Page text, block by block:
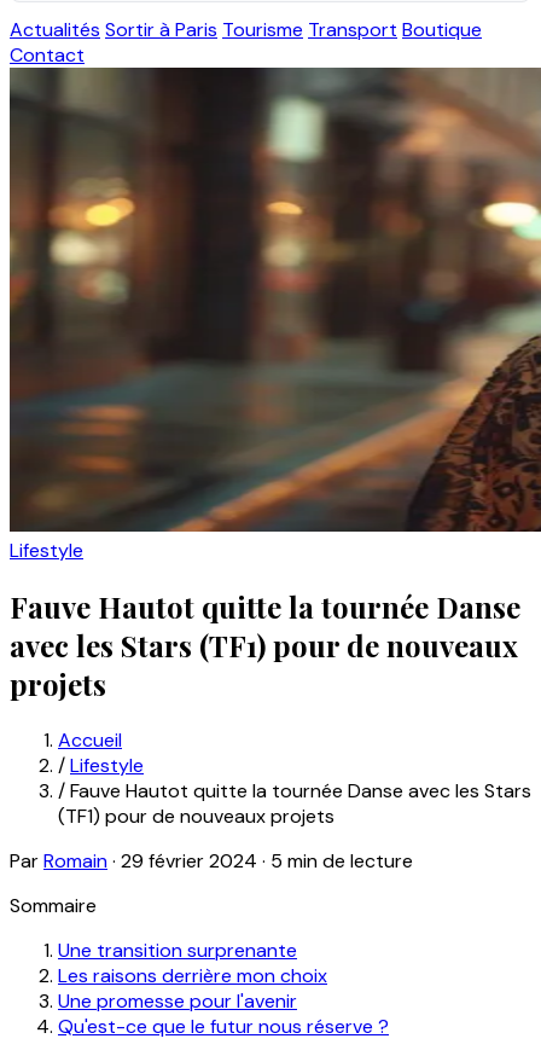
Actualités Sortir à Paris Tourisme Transport Boutique
Contact
Lifestyle
Fauve Hautot quitte la tournée Danse
avec les Stars (TF1) pour de nouveaux
projets
Accueil
/Lifestyle
/Fauve Hautot quitte la tournée Danse avec les Stars
(TF1) pour de nouveaux projets
ParRomain· 29 février 2024 · 5 min de lecture
Sommaire
Une transition surprenante
Les raisons derrière mon choix
Une promesse pour l'avenir
Qu'est-ce que le futur nous réserve ?